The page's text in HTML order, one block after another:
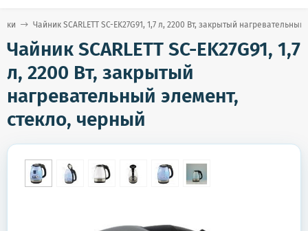
Чайник SCARLETT SC-EK27G91, 1,7 л, 2200 Вт, закрытый
Чайник SCARLETT SC-EK27G91, 1,7
л, 2200 Вт, закрытый
нагревательный элемент,
стекло, черный